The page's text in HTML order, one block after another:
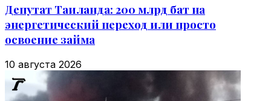
Депутат Таиланда: 200 млрд бат на
энергетический переход или просто
освоение займа
10 августа 2026